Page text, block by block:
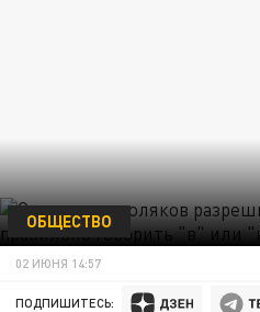
ОБЩЕСТВО
02 ИЮНЯ 14:57
ПОДПИШИТЕСЬ: